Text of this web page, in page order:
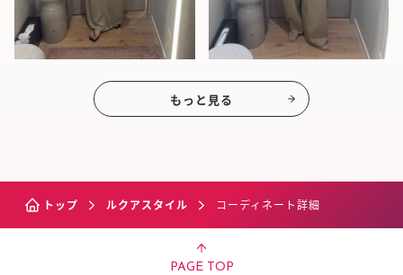
もっと見る
トップ ルクアスタイル コーディネート詳細
PAGE TOP